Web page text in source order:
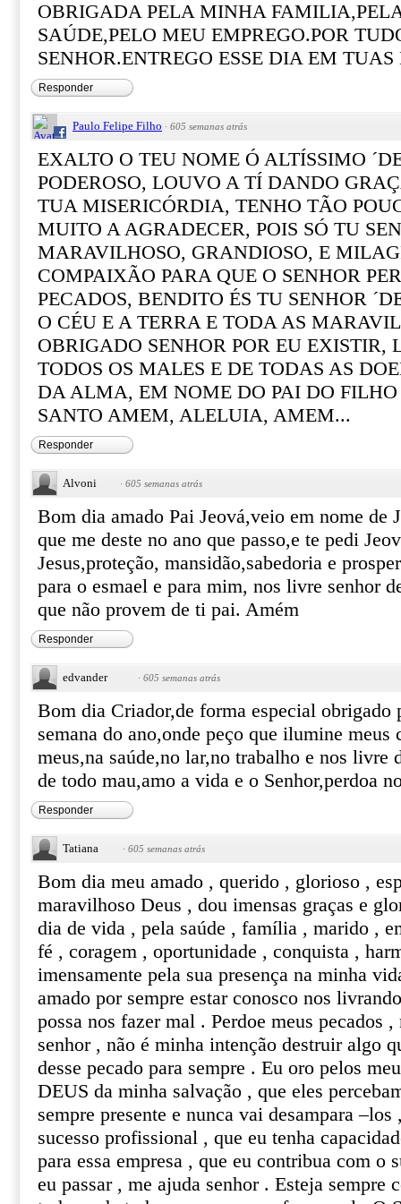
OBRIGADA PELA MINHA
SAÚDE,PELO MEU EMPREGO.POR
SENHOR.ENTREGO ESSE DIA EM
Responder
Paulo Felipe Filho · 605 semanas atrás
EXALTO O TEU NOME Ó ALTÍSSIMO
PODEROSO, LOUVO A TÍ DANDO
TUA MISERICÓRDIA, TENHO TÃO
MUITO A AGRADECER, POIS SÓ TU
MARAVILHOSO, GRANDIOSO, E
COMPAIXÃO PARA QUE O SENHOR
PECADOS, BENDITO ÉS TU SENHOR
O CÉU E A TERRA E TODA AS
OBRIGADO SENHOR POR EU EXISTIR,
TODOS OS MALES E DE TODAS AS
DA ALMA, EM NOME DO PAI DO FILHO
SANTO AMEM, ALELUIA, AMEM...
Responder
Alvoni · 605 semanas atrás
Bom dia amado Pai Jeová,veio em nome de
que me deste no ano que passo,e te pedi
Jesus,proteção, mansidão,sabedoria e
para o esmael e para mim, nos livre senhor
que não provem de ti pai. Amém
Responder
edvander · 605 semanas atrás
Bom dia Criador,de forma especial obrigado
semana do ano,onde peço que ilumine meus
meus,na saúde,no lar,no trabalho e nos livre
de todo mau,amo a vida e o Senhor,perdoa
Responder
Tatiana · 605 semanas atrás
Bom dia meu amado , querido , glorioso ,
maravilhoso Deus , dou imensas graças e
dia de vida , pela saúde , família , marido ,
fé , coragem , oportunidade , conquista ,
imensamente pela sua presença na minha
amado por sempre estar conosco nos
possa nos fazer mal . Perdoe meus pecados
senhor , não é minha intenção destruir algo
desse pecado para sempre . Eu oro pelos
DEUS da minha salvação , que eles
sempre presente e nunca vai desampara
sucesso profissional , que eu tenha
para essa empresa , que eu contribua com o
eu passar , me ajuda senhor . Esteja sempre